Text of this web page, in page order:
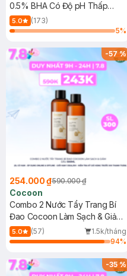
0.5% BHA Có Độ pH Thấp
150ml
5.0
(173)
5%
-57%
254.000 ₫590.000 ₫
Cocoon
Combo 2 Nước Tẩy Trang Bí
Đao Cocoon Làm Sạch & Giảm
Dầu 500ml
5.0 (57)
1.5k/tháng
94%
-35%